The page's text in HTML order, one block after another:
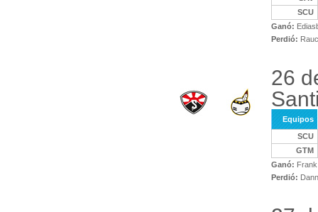
SCU
Ganó:
Perdió:
26
Equipos
SCU
GTM
Ganó:
Perdió: